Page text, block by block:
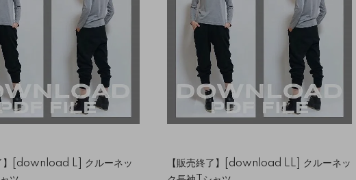
】[download L] クルーネッ
【販売終了】[download LL] クルーネッ